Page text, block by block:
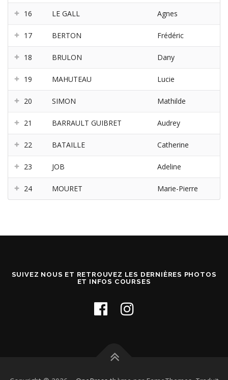
16 LE GALL Agnes
17 BERTON Frédéric
18 BRULON Dany
19 MAHUTEAU Lucie
20 SIMON Mathilde
21 BARRAULT GUIBRET Audrey
22 BATAILLE Catherine
23 JOB Adeline
24 MOURET Marie-Pierre
SUIVEZ NOUS ET RETROUVEZ LES DERNIÈRES PHOTOS
ET INFOS COURSES